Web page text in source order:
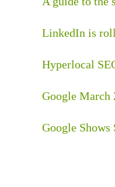
LinkedIn is
Hyperlocal
Google March
Google Shows